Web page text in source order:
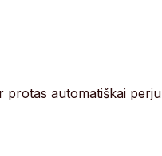
automatiškai